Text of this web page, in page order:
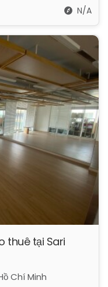
N/A
thuê tại Sari
Chí Minh